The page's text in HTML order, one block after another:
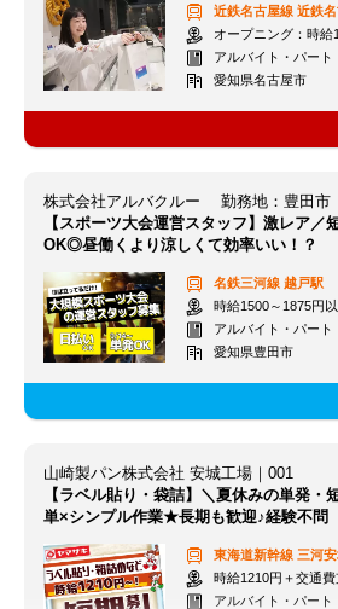
近鉄名古屋線 近鉄
オープニング：時給1400円
アルバイト・パート
愛知県名古屋市
株式会社アルバクルー 勤務地：豊田市
【スポーツ大会運営スタッフ】激レア／
OK◎昼働くより涼しくて効率いい！？
名鉄三河線 越戸駅
時給1500～1875円
アルバイト・パート
愛知県豊田市
山崎製パン株式会社 安城工場｜001
【ラベル貼り・袋詰】＼夏休みの単発・
単×シンプル作業★長期も歓迎♪経験不問
東海道新幹線 三河
時給1210円＋交通
アルバイト・パート